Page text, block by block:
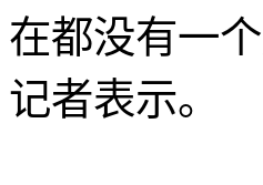
在都没有一
记者表示。